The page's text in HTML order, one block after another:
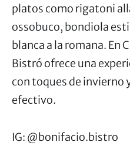
platos como rigatoni
ossobuco, bondiola
blanca a la romana. En
Bistró ofrece una
con toques de invierno
efectivo.
IG: @bonifacio.bistro